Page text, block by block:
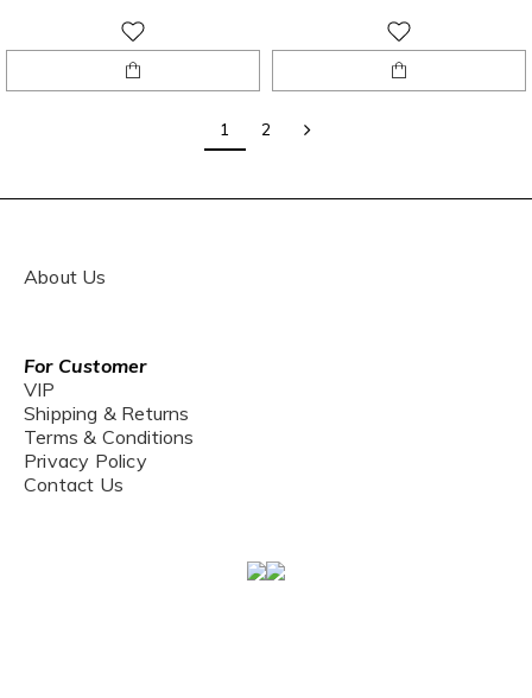
1 2
About Us
For Customer
VIP
Shipping & Returns
Terms & Conditions
Privacy Policy
Contact Us